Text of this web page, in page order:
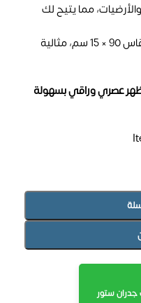
مما يتيح لك
: كل قطعة تأتي بمقاس 90 × 15 سم، مثالية
عصري وراقي بسهولة
جدران ستور